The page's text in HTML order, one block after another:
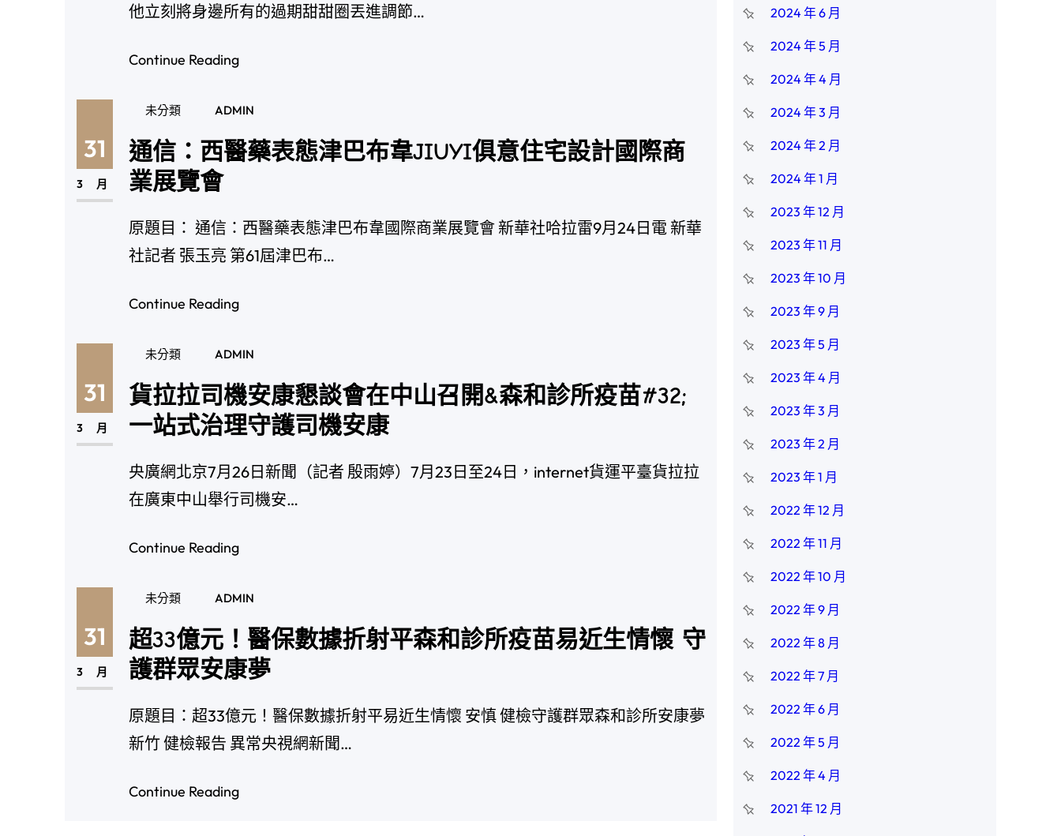
他立刻將身邊所有的過期甜甜圈丟進調節…
Continue Reading
31
3 月
未分類 ADMIN
通信：西醫藥表態津巴布韋JIUYI俱意住宅設計國際商
業展覽會
原題目： 通信：西醫藥表態津巴布韋國際商業展覽會 新華社哈拉雷9月24日電 新華
社記者 張玉亮 第61屆津巴布…
Continue Reading
31
3 月
未分類 ADMIN
貨拉拉司機安康懇談會在中山召開&森和診所疫苗#32;
一站式治理守護司機安康
央廣網北京7月26日新聞（記者 殷雨婷）7月23日至24日，internet貨運平臺貨拉拉
在廣東中山舉行司機安…
Continue Reading
31
3 月
未分類 ADMIN
超33億元！醫保數據折射平森和診所疫苗易近生情懷 守
護群眾安康夢
原題目：超33億元！醫保數據折射平易近生情懷 安慎 健檢守護群眾森和診所安康夢
新竹 健檢報告 異常央視網新聞…
Continue Reading
2024 年 6 月
2024 年 5 月
2024 年 4 月
2024 年 3 月
2024 年 2 月
2024 年 1 月
2023 年 12 月
2023 年 11 月
2023 年 10 月
2023 年 9 月
2023 年 5 月
2023 年 4 月
2023 年 3 月
2023 年 2 月
2023 年 1 月
2022 年 12 月
2022 年 11 月
2022 年 10 月
2022 年 9 月
2022 年 8 月
2022 年 7 月
2022 年 6 月
2022 年 5 月
2022 年 4 月
2021 年 12 月